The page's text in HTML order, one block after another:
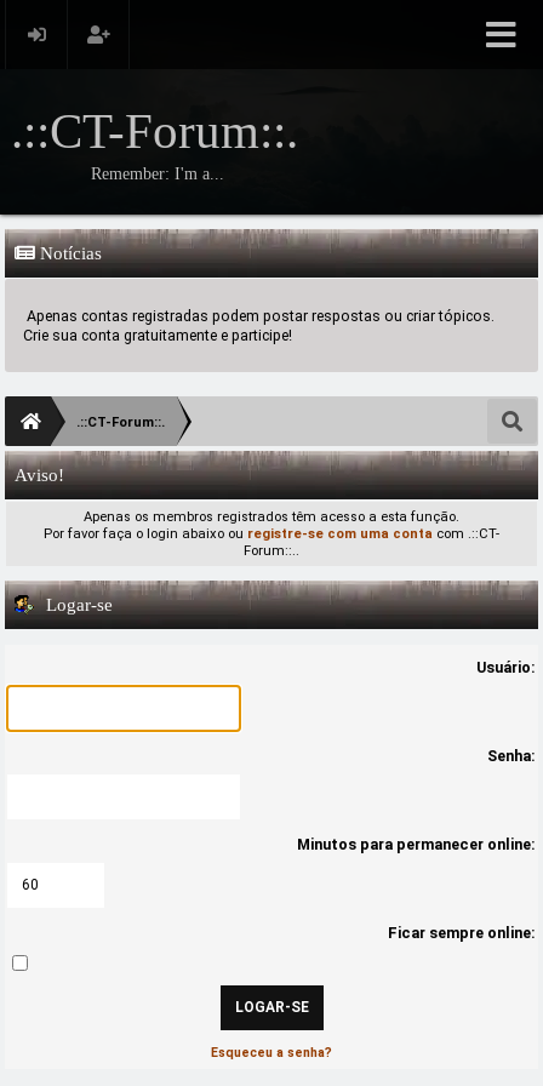
.::CT-Forum::.
Remember: I'm a...
Notícias
Apenas contas registradas podem postar respostas ou criar tópicos.
Crie sua conta gratuitamente e participe!
.::CT-Forum::.
Aviso!
Apenas os membros registrados têm acesso a esta função.
Por favor faça o login abaixo ou registre-se com uma conta com .::CT-
Forum::..
Logar-se
Usuário:
Senha:
Minutos para permanecer online:
Ficar sempre online:
Esqueceu a senha?